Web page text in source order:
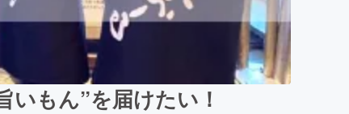
もん”を届けたい！